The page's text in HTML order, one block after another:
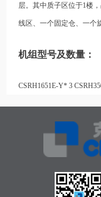
层。其中质子区位于1楼
线区、一个固定仓、一个
机组型号及数量：
CSRH1651E-Y* 3